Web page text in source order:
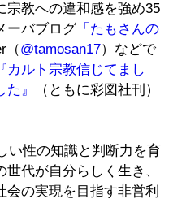
宗教への違和感を強め35
ーバブログ「たもさんの
（@tamosan17）などで
『カルト宗教信じてまし
』
（ともに彩図社刊）
い性の知識と判断力を育
代が自分らしく生き、
の実現を目指す非営利